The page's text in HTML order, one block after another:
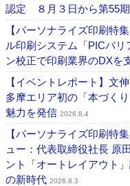
認定 ８月３日から第55
【パーソナライズ印刷特
ル印刷システム「PICバ
ン校正で印刷業界のDXを
【イベントレポート】文
多摩エリア初の「本づく
魅力を発信 2026.8.4
【パーソナライズ印刷特
ュー：代表取締役社長
ント「オートレイアウト
の新時代 2026.8.3